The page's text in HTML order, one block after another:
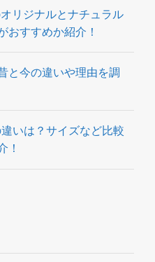
リジナルとナチュラル
おすすめか紹介！
と今の違いや理由を調
いは？サイズなど比較
！